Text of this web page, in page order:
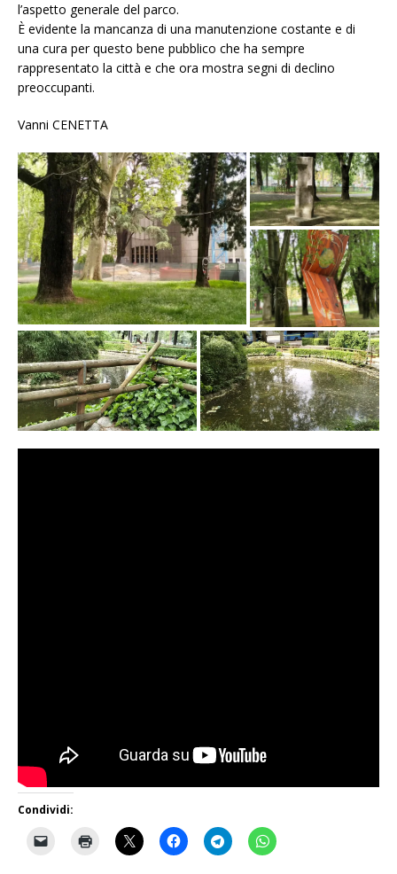
l’aspetto generale del parco.
È evidente la mancanza di una manutenzione costante e di
una cura per questo bene pubblico che ha sempre
rappresentato la città e che ora mostra segni di declino
preoccupanti.
Vanni CENETTA
Condividi: